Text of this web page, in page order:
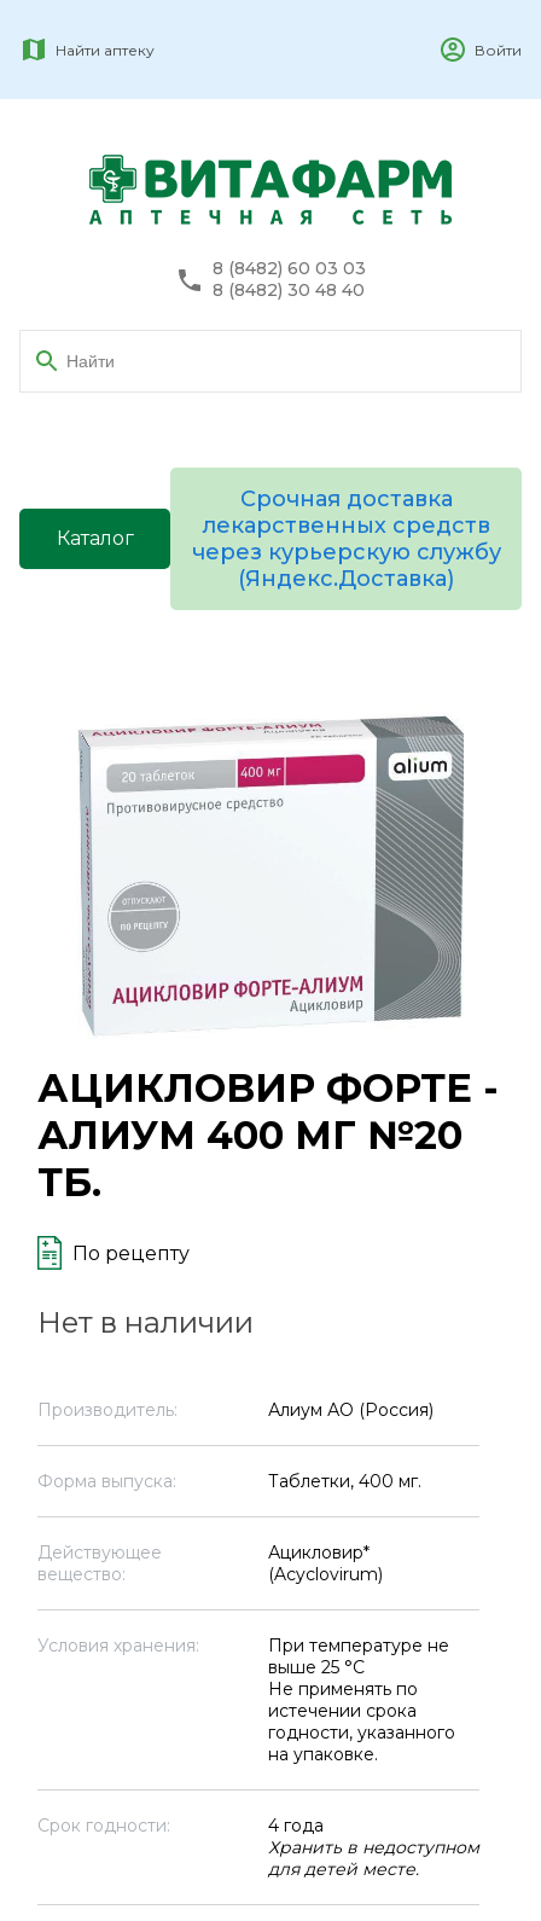
Найти аптеку Войти
8 (8482) 60 03 03
8 (8482) 30 48 40
Каталог
Срочная доставка
лекарственных средств
через курьерскую службу
(Яндекс.Доставка)
АЦИКЛОВИР ФОРТЕ -
АЛИУМ 400 МГ №20
ТБ.
По рецепту
Нет в наличии
Производитель: Алиум АО (Россия)
Форма выпуска: Таблетки, 400 мг.
Действующее
вещество:
Ацикловир*
(Acyclovirum)
Условия хранения:
При температуре не
выше 25 °C
Не применять по
истечении срока
годности, указанного
на упаковке.
Срок годности:
4 года
Хранить в недоступном
для детей месте.